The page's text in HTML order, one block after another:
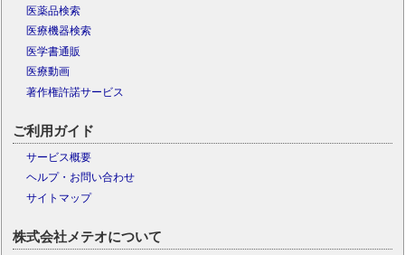
医薬品検索
医療機器検索
医学書通販
医療動画
著作権許諾サービス
ご利用ガイド
サービス概要
ヘルプ・お問い合わせ
サイトマップ
株式会社メテオについて